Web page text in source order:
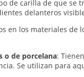
de carilla de que se
delanteros
en los materiales de
o de porcelana:
Se utilizan para